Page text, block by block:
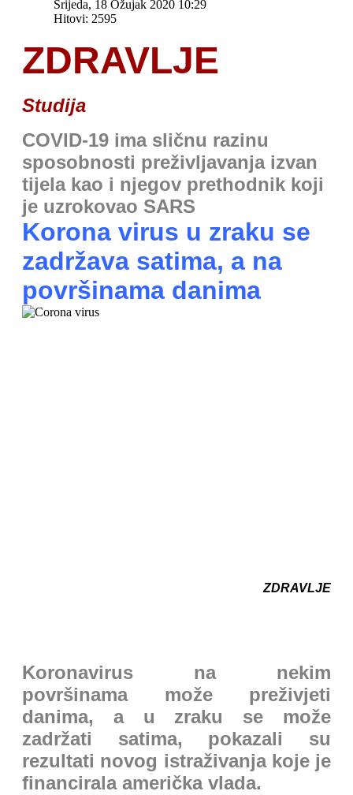
Srijeda, 18 Ožujak 2020 10:29
Hitovi: 2595
ZDRAVLJE
Studija
COVID-19 ima sličnu razinu
sposobnosti preživljavanja izvan
tijela kao i njegov prethodnik koji
je uzrokovao SARS
Korona virus u zraku se
zadržava satima, a na
površinama danima
ZDRAVLJE
Koronavirus na nekim
površinama može preživjeti
danima, a u zraku se može
zadržati satima, pokazali su
rezultati novog istraživanja koje je
financirala američka vlada.